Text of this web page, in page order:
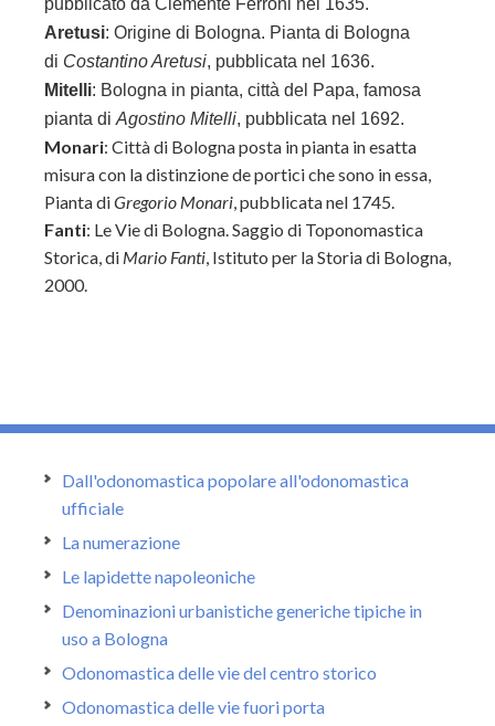
pubblicato da Clemente Ferroni nel 1635.
Aretusi: Origine di Bologna. Pianta di Bologna
di Costantino Aretusi, pubblicata nel 1636.
Mitelli: Bologna in pianta, città del Papa, famosa
pianta di Agostino Mitelli, pubblicata nel 1692.
Monari: Città di Bologna posta in pianta in esatta
misura con la distinzione de portici che sono in essa,
Pianta diGregorio Monari, pubblicata nel 1745.
Fanti: Le Vie di Bologna. Saggio di Toponomastica
Storica, di Mario Fanti, Istituto per la Storia di Bologna,
2000.
Dall'odonomastica popolare all'odonomastica
ufficiale
La numerazione
Le lapidette napoleoniche
Denominazioni urbanistiche generiche tipiche in
uso a Bologna
Odonomastica delle vie del centro storico
Odonomastica delle vie fuori porta